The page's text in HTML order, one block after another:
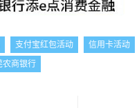
支付宝红包活动 信用卡活动
农商银行